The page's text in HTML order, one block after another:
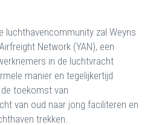
luchthavencommunity zal Weyns
Network (YAN), een
in de luchtvracht
manier en tegelijkertijd
toekomst van
van oud naar jong faciliteren en
trekken.